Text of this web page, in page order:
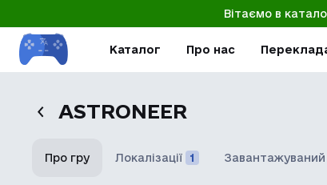
Вітаємо в
Каталог Про нас
ASTRONEER
Про гру Локалізації 1 Завантажуваний